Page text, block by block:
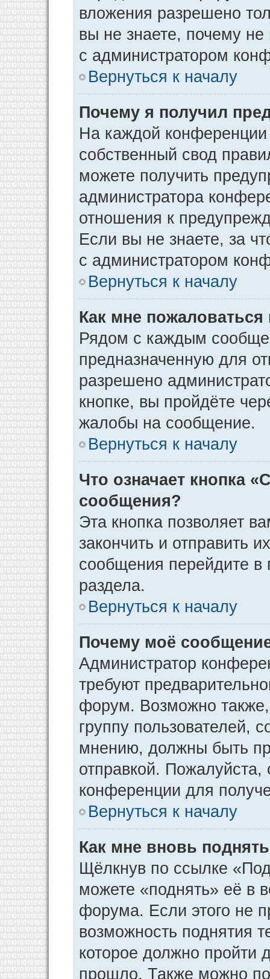
вложения разрешено
вы не знаете, почему
с администратором
Вернуться к началу
Почему я получил
На каждой конференции
собственный свод
можете получить
администратора
отношения к
Если вы не знаете, за
с администратором
Вернуться к началу
Как мне
Рядом с каждым
предназначенную для
разрешено
кнопке, вы пройдёте
жалобы на сообщение.
Вернуться к началу
Что означает кнопка
сообщения?
Эта кнопка позволяет
закончить и отправить
сообщения перейдите в
раздела.
Вернуться к началу
Почему моё
Администратор
требуют
форум. Возможно
группу пользователей,
мнению, должны быть
отправкой.
конференции для
Вернуться к началу
Как мне вновь
Щёлкнув по ссылке
можете «поднять» её в
форума. Если этого не
возможность поднятия
которое должно пройти
прошло. Также можно